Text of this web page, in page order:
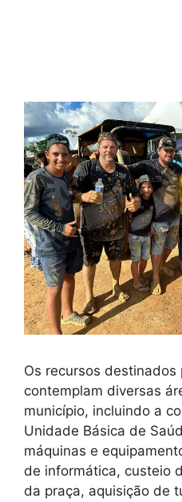
Os recursos destinados
contemplam diversas
município, incluindo a
Unidade Básica de
máquinas e
de informática, custeio
da praça, aquisição de